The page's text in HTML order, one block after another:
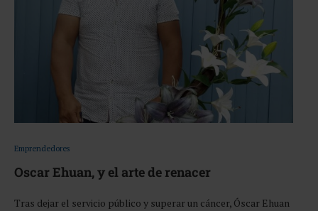
Emprendedores
Oscar Ehuan, y el arte de renacer
Tras dejar el servicio público y superar un cáncer, Óscar Ehuan